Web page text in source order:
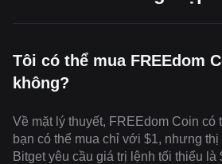
Tôi có thể mua FREEdom
không?
Về mặt lý thuyết, FREEdom Coin có
bạn có thể mua chỉ với $1, nhưng
Bitget yêu cầu giá trị lệnh tối thiểu là